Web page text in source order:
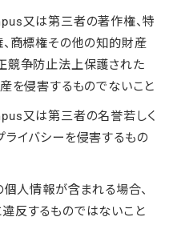
又は第三者の著作権、特
、商標権その他の知的財産
競争防止法上保護された
を侵害するものでないこと
又は第三者の名誉若しく
ライバシーを侵害するもの
人情報が含まれる場合、
反するものではないこと